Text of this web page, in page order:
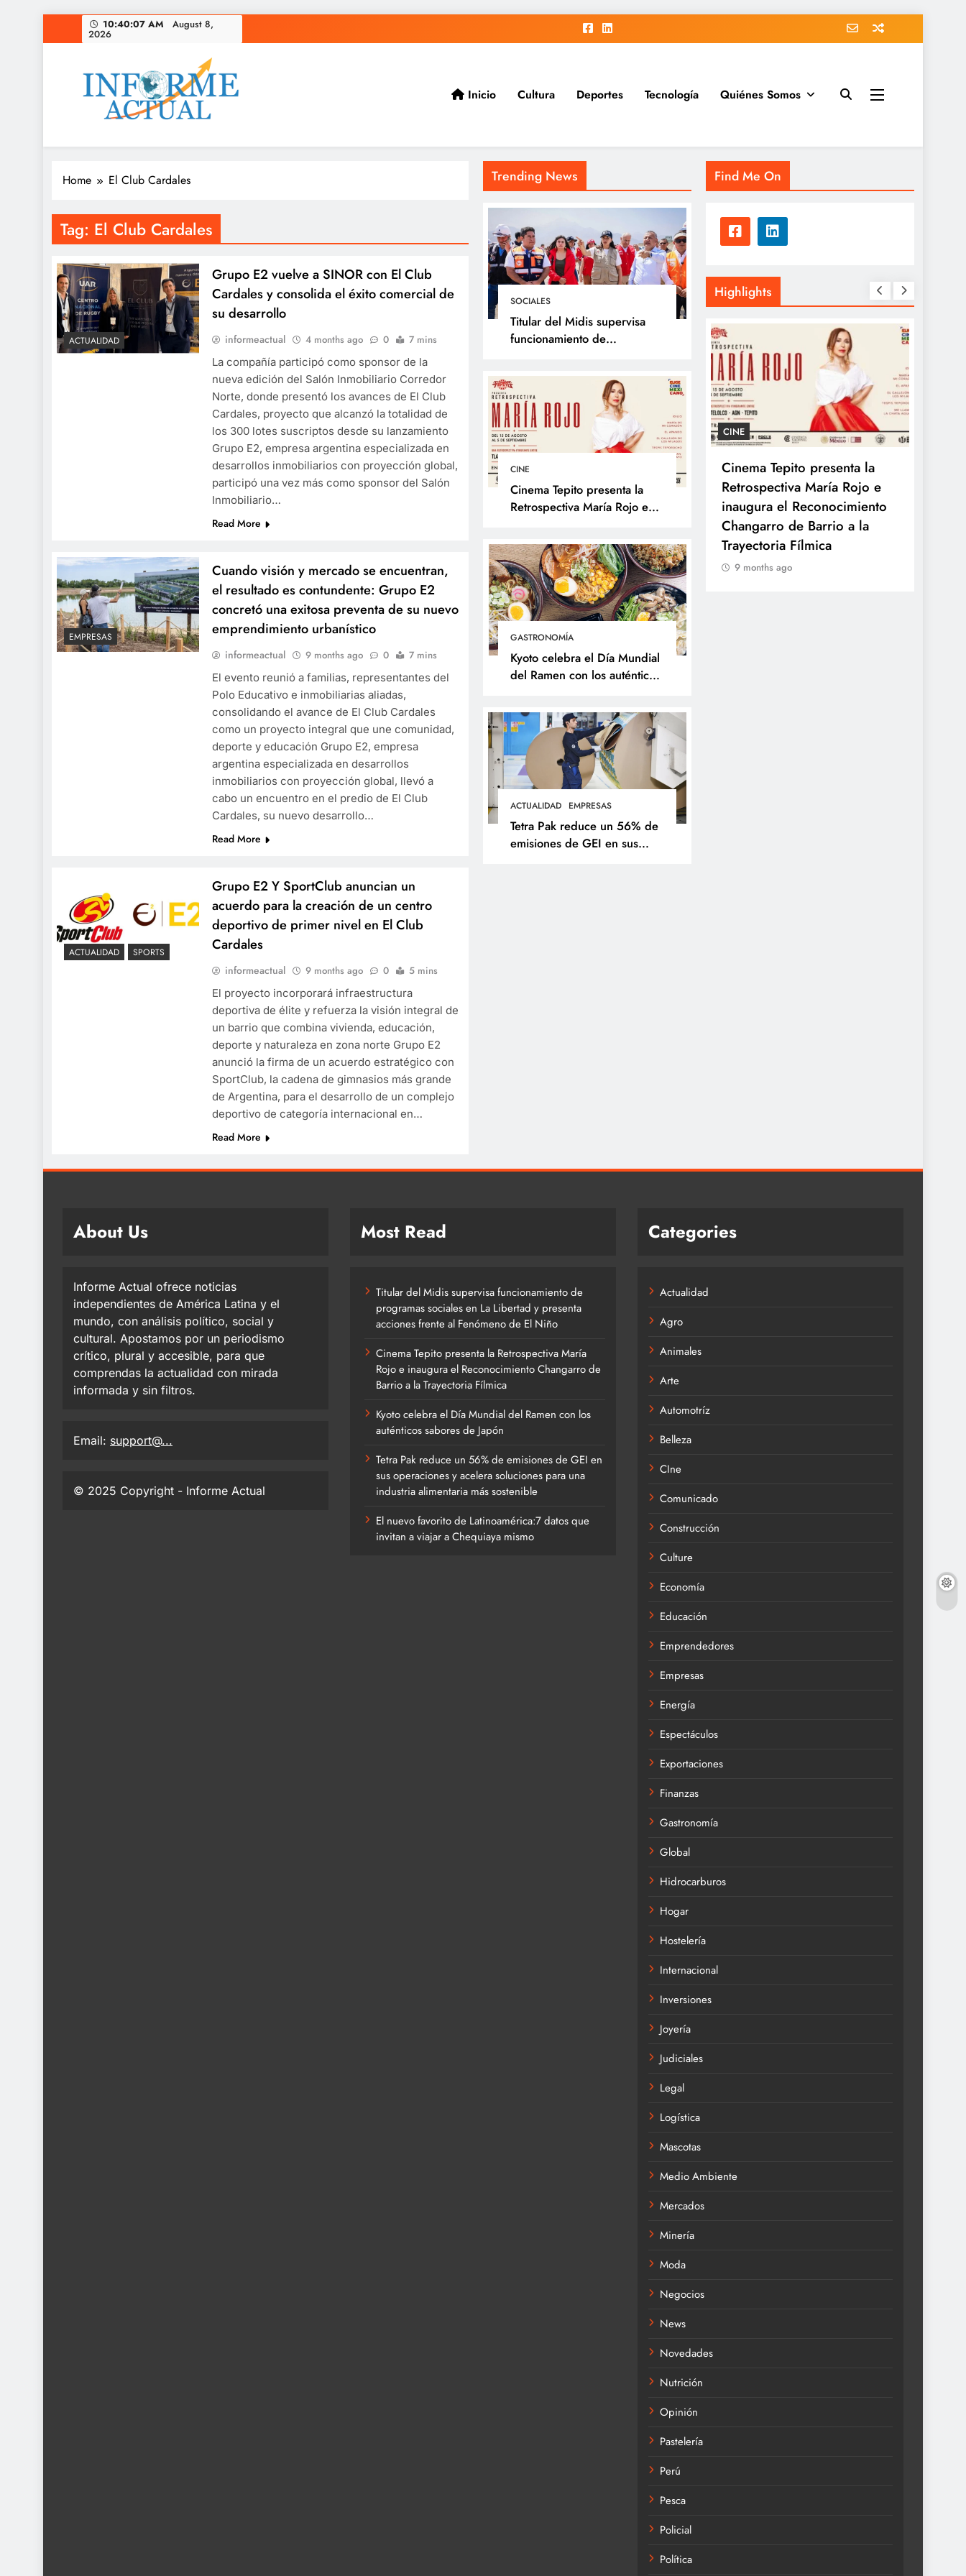
to
10:40:08 AM August 8,
2026
Informe Actual
La actualidad al instante, con veracidad y claridad.
Inicio Cultura Deportes Tecnología Quiénes Somos
Trending News
SOCIALES
Titular del Midis supervisa
funcionamiento de
Libertad y presenta acciones
frente al Fenómeno de El
Niño
CINE
Cinema Tepito presenta la
Retrospectiva María Rojo e
Changarro de Barrio a la
Trayectoria Fílmica
GASTRONOMÍA
Kyoto celebra el Día Mundial
del Ramen con los auténticos
ACTUALIDAD EMPRESAS
Tetra Pak reduce un 56% de
emisiones de GEI en sus
Home El Club Cardales
Tag: El Club Cardales
ACTUALIDAD
Grupo E2 vuelve a SINOR con El Club
Cardales y consolida el éxito comercial de
su desarrollo
informeactual 4 months ago 0
7 mins
La compañía participó como sponsor de la
nueva edición del Salón Inmobiliario Corredor
Norte, donde presentó los avances de El Club
Cardales, proyecto que alcanzó la totalidad de
los 300 lotes suscriptos desde su lanzamiento
Grupo E2, empresa argentina especializada en
desarrollos inmobiliarios con proyección global,
participó una vez más como sponsor del Salón
Inmobiliario…
Read More
EMPRESAS
Cuando visión y mercado se encuentran,
el resultado es contundente: Grupo E2
concretó una exitosa preventa de su nuevo
emprendimiento urbanístico
informeactual 9 months ago 0
7 mins
El evento reunió a familias, representantes del
Polo Educativo e inmobiliarias aliadas,
consolidando el avance de El Club Cardales
como un proyecto integral que une comunidad,
deporte y educación Grupo E2, empresa
argentina especializada en desarrollos
inmobiliarios con proyección global, llevó a
cabo un encuentro en el predio de El Club
Cardales, su nuevo desarrollo…
Read More
ACTUALIDAD SPORTS
Grupo E2 Y SportClub anuncian un
acuerdo para la creación de un centro
deportivo de primer nivel en El Club
Cardales
informeactual 9 months ago 0
5 mins
El proyecto incorporará infraestructura
deportiva de élite y refuerza la visión integral de
un barrio que combina vivienda, educación,
deporte y naturaleza en zona norte Grupo E2
anunció la firma de un acuerdo estratégico con
SportClub, la cadena de gimnasios más grande
de Argentina, para el desarrollo de un complejo
deportivo de categoría internacional en…
Read More
Find Me On
Highlights
SOCIALES
Titular del Midis supervisa
funcionamiento de
programas sociales en La
frente al Fenómeno de El
Niño
9 months ago
CINE
Cinema Tepito presenta la
Retrospectiva María Rojo e
inaugura el Reconocimiento
Changarro de Barrio a la
Trayectoria Fílmica
9 months ago
About Us
Informe Actual ofrece noticias
independientes de América Latina y el
mundo, con análisis político, social y
cultural. Apostamos por un periodismo
crítico, plural y accesible, para que
comprendas la actualidad con mirada
informada y sin filtros.
Email: support@...
© 2025 Copyright - Informe Actual
Most Read
Titular del Midis supervisa funcionamiento de
programas sociales en La Libertad y presenta
acciones frente al Fenómeno de El Niño
Cinema Tepito presenta la Retrospectiva María
Rojo e inaugura el Reconocimiento Changarro de
Barrio a la Trayectoria Fílmica
Kyoto celebra el Día Mundial del Ramen con los
auténticos sabores de Japón
Tetra Pak reduce un 56% de emisiones de GEI en
sus operaciones y acelera soluciones para una
industria alimentaria más sostenible
El nuevo favorito de Latinoamérica:7 datos que
invitan a viajar a Chequiaya mismo
Categories
Actualidad
Agro
Animales
Arte
Automotríz
Belleza
CIne
Comunicado
Construcción
Culture
Economía
Educación
Emprendedores
Empresas
Energía
Espectáculos
Exportaciones
Finanzas
Gastronomía
Global
Hidrocarburos
Hogar
Hostelería
Internacional
Inversiones
Joyería
Judiciales
Legal
Logística
Mascotas
Medio Ambiente
Mercados
Minería
Moda
Negocios
News
Novedades
Nutrición
Opinión
Pastelería
Perú
Pesca
Policial
Política